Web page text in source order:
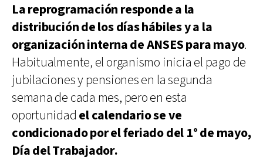
La reprogramación responde a la
distribución de los días hábiles y a la
organización interna de ANSES para mayo.
Habitualmente, el organismo inicia el pago de
jubilaciones y pensiones en la segunda
semana de cada mes, pero en esta
oportunidad el calendario se ve
condicionado por el feriado del 1° de mayo,
Día del Trabajador.